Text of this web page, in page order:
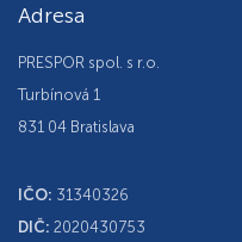
Adresa
PRESPOR spol. s r.o.
Turbínová 1
831 04 Bratislava
IČO: 31340326
DIČ: 2020430753